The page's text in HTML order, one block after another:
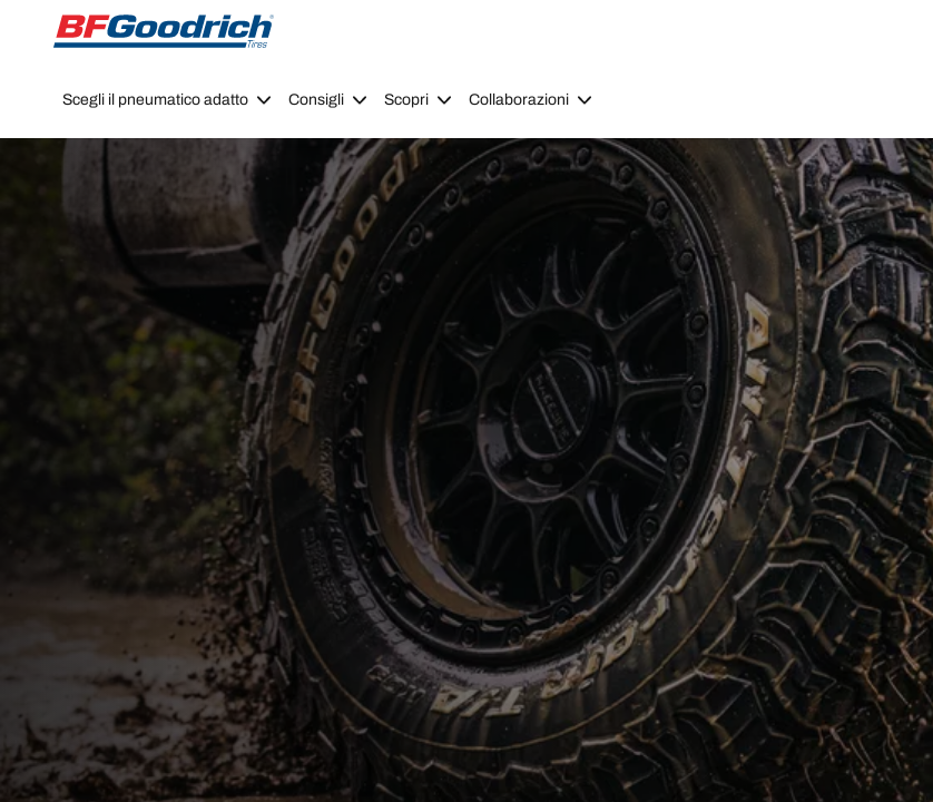
Go to page content
Go to page navigation
Scegli il pneumatico adatto Consigli Scopri Collaborazioni